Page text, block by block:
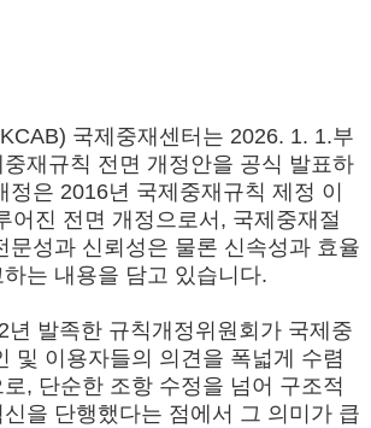
국제중재센터는 2026. 1. 1.부
재규칙 전면 개정안을 공식 발표하
정은 2016년 국제중재규칙 제정 이
어진 전면 개정으로서, 국제중재절
문성과 신뢰성은 물론 신속성과 효율
는 내용을 담고 있습니다.
년 발족한 규칙개정위원회가 국제중
및 이용자들의 의견을 폭넓게 수렴
, 단순한 조항 수정을 넘어 구조적
을 단행했다는 점에서 그 의미가 큽